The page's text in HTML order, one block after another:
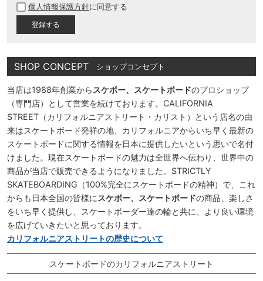
須
個人情報保護方針に同意する
SHOP CONCEPT ショップコンセプト
当店は1988年創業から スケボー、スケートボードのプロショップ
（専門店）として営業を続けております。CALIFORNIA
STREET（カリフォルニアストリート・カリスト）という店名の由
来はスケートボード発祥の地、カリフォルニアからいち早く最新の
スケートボードに関する情報を日本に提供したいという思いで名付
けました。現在スケートボードの魅力は全世界へ伝わり、世界中の
商品が当店で販売できるようになりました。STRICTLY
SKATEBOARDING（100%完全にスケートボードの精神）で、これ
からも日本全国の皆様に スケボー、スケートボードの商品、楽しさ
をいち早く提供し、スケートボーダー達の輪と共に、より良い環境
を広げていきたいと思っております。
カリフォルニアストリートの歴史について
スケートボードのカリフォルニアストリート